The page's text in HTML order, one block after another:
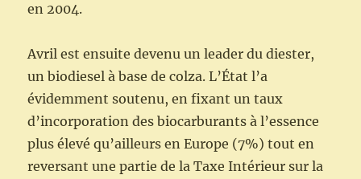
en 2004.
Avril est ensuite devenu un leader du diester,
un biodiesel à base de colza. L’État l’a
évidemment soutenu, en fixant un taux
d’incorporation des biocarburants à l’essence
plus élevé qu’ailleurs en Europe (7%) tout en
reversant une partie de la Taxe Intérieur sur la